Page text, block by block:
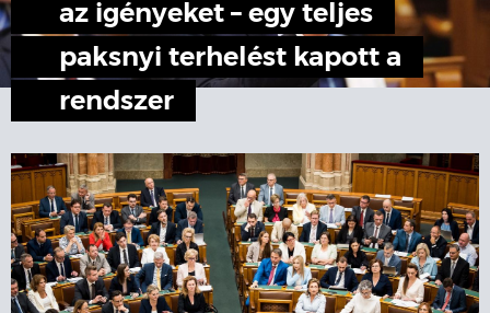
az igényeket – egy teljes
paksnyi terhelést kapott a
rendszer